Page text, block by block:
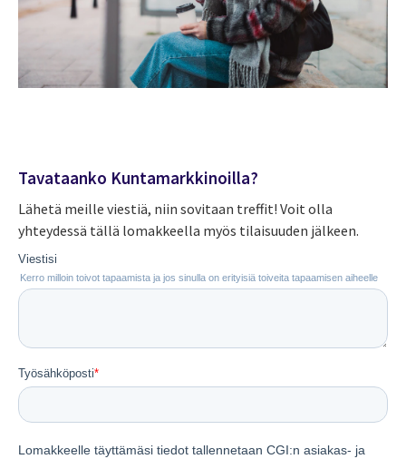
Tavataanko Kuntamarkkinoilla?
Lähetä meille viestiä, niin sovitaan treffit! Voit olla
yhteydessä tällä lomakkeella myös tilaisuuden jälkeen.